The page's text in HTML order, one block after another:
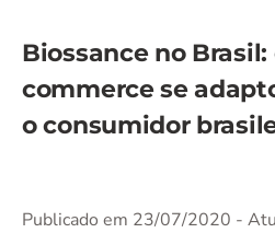
Biossance no Brasil:
commerce se
o consumidor
Publicado em 23/07/2020 -